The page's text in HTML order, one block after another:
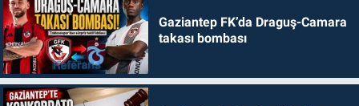
Gaziantep FK’da Draguş-Camara
takası bombası